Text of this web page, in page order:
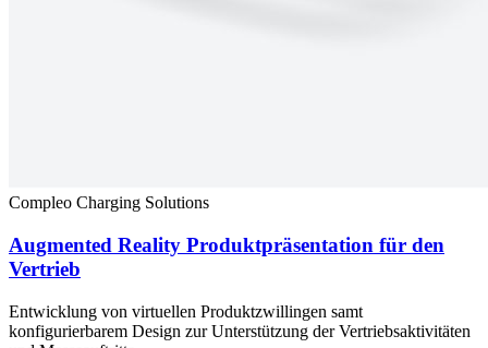
Compleo Charging Solutions
Augmented Reality Produktpräsentation für den
Vertrieb
Entwicklung von virtuellen Produktzwillingen samt
konfigurierbarem Design zur Unterstützung der Vertriebsaktivitäten